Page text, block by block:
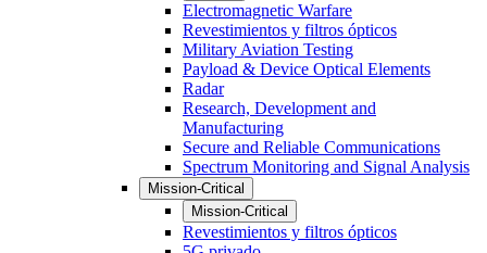
Electromagnetic Warfare
Revestimientos y filtros ópticos
Military Aviation Testing
Payload & Device Optical Elements
Radar
Research, Development and
Manufacturing
Secure and Reliable Communications
Spectrum Monitoring and Signal Analysis
Mission-Critical
Mission-Critical
Revestimientos y filtros ópticos